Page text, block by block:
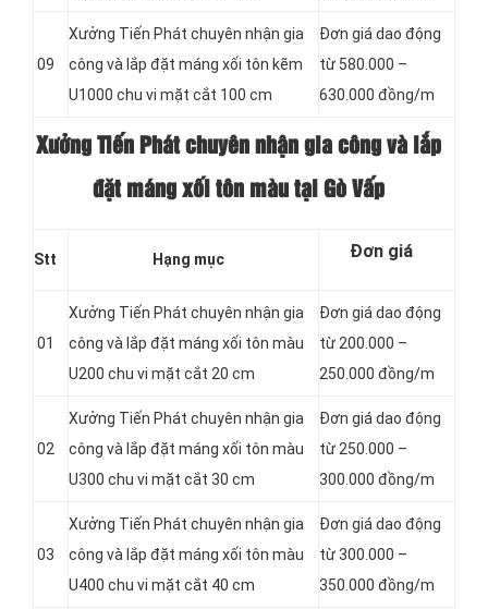
09
Xưởng Tiến Phát chuyên nhận gia
công và lắp đặt máng xối tôn kẽm
U1000 chu vi mặt cắt 100 cm
Đơn giá dao động
từ 580.000 –
630.000 đồng/m
Xưởng Tiến Phát chuyên nhận gia công và lắp
đặt máng xối tôn màu tại Gò Vấp
Stt Hạng mục Đơn giá
01
Xưởng Tiến Phát chuyên nhận gia
công và lắp đặt máng xối tôn màu
U200 chu vi mặt cắt 20 cm
Đơn giá dao động
từ 200.000 –
250.000 đồng/m
02
Xưởng Tiến Phát chuyên nhận gia
công và lắp đặt máng xối tôn màu
U300 chu vi mặt cắt 30 cm
Đơn giá dao động
từ 250.000 –
300.000 đồng/m
03
Xưởng Tiến Phát chuyên nhận gia
công và lắp đặt máng xối tôn màu
U400 chu vi mặt cắt 40 cm
Đơn giá dao động
từ 300.000 –
350.000 đồng/m